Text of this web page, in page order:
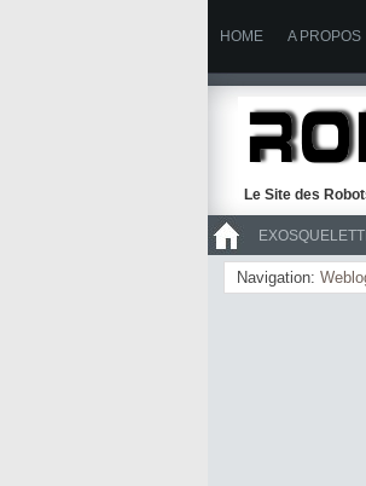
HOME A PROPOS
Le Site des
>> ROBOTS
Navigation: